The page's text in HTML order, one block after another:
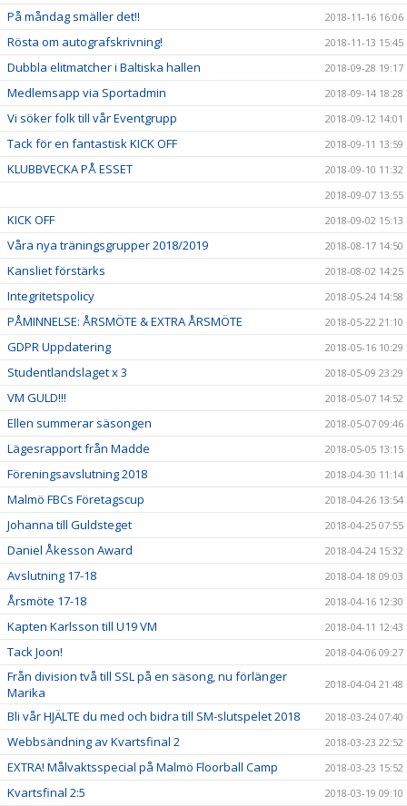
På måndag smäller det!! 2018-11-16 16:06
Rösta om autografskrivning! 2018-11-13 15:45
Dubbla elitmatcher i Baltiska hallen 2018-09-28 19:17
Medlemsapp via Sportadmin 2018-09-14 18:28
Vi söker folk till vår Eventgrupp 2018-09-12 14:01
Tack för en fantastisk KICK OFF 2018-09-11 13:59
KLUBBVECKA PÅ ESSET
2018-09-10 11:32
2018-09-07 13:55
KICK OFF 2018-09-02 15:13
Våra nya träningsgrupper 2018/2019 2018-08-17 14:50
Kansliet förstärks 2018-08-02 14:25
Integritetspolicy 2018-05-24 14:58
PÅMINNELSE: ÅRSMÖTE & EXTRA ÅRSMÖTE 2018-05-22 21:10
GDPR Uppdatering 2018-05-16 10:29
Studentlandslaget x 3 2018-05-09 23:29
VM GULD!!! 2018-05-07 14:52
Ellen summerar säsongen 2018-05-07 09:46
Lägesrapport från Madde 2018-05-05 13:15
Föreningsavslutning 2018 2018-04-30 11:14
Malmö FBCs Företagscup 2018-04-26 13:54
Johanna till Guldsteget 2018-04-25 07:55
Daniel Åkesson Award 2018-04-24 15:32
Avslutning 17-18 2018-04-18 09:03
Årsmöte 17-18 2018-04-16 12:30
Kapten Karlsson till U19 VM 2018-04-11 12:43
Tack Joon! 2018-04-06 09:27
Från division två till SSL på en säsong, nu förlänger
Marika
2018-04-04 21:48
Bli vår HJÄLTE du med och bidra till SM-slutspelet 2018 2018-03-24 07:40
Webbsändning av Kvartsfinal 2 2018-03-23 22:52
EXTRA! Målvaktsspecial på Malmö Floorball Camp 2018-03-23 15:52
Kvartsfinal 2:5 2018-03-19 09:10